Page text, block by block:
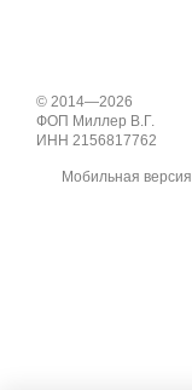
© 2014—2026
ФОП Миллер В.Г.
ИНН 2156817762
Мобильная версия